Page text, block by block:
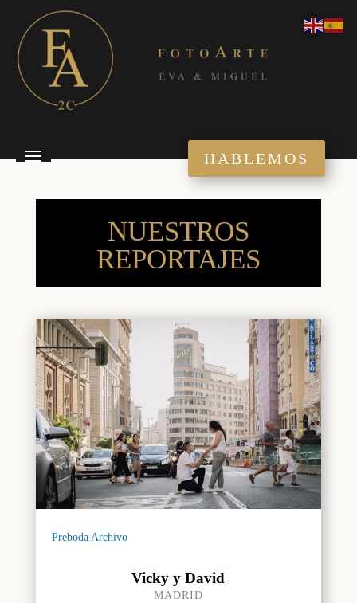
HABLEMOS
NUESTROS
REPORTAJES
Preboda Archivo
Vicky y David
MADRID